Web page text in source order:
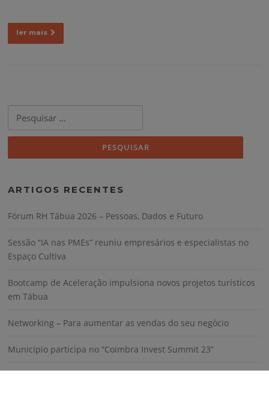
ler mais
por:
ARTIGOS RECENTES
Fórum RH Tábua 2026 – Pessoas, Dados e Futuro
Sessão “IA nas PMEs” reuniu empresários e especialistas no
Espaço Cultiva
Bootcamp de Aceleração impulsiona novos projetos turísticos
em Tábua
Networking – Para aumentar as vendas do seu negócio
Município participa no “Coimbra Invest Summit 23”